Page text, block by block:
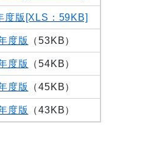
度版[XLS：59KB]
度版 （53KB）
度版 （54KB）
度版 （45KB）
度版 （43KB）